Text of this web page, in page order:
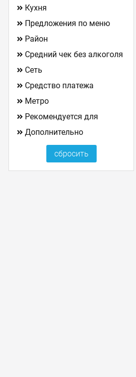
Кухня
Предложения по меню
Район
Средний чек без алкоголя
Сеть
Средство платежа
Метро
Рекомендуется для
Дополнительно